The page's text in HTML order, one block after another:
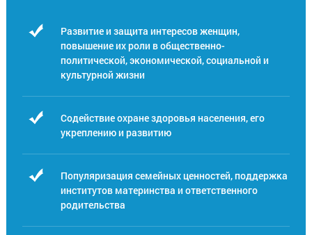
Развитие и защита интересов женщин,
повышение их роли в общественно-
политической, экономической, социальной и
культурной жизни
Содействие охране здоровья населения, его
укреплению и развитию
Популяризация семейных ценностей, поддержка
институтов материнства и ответственного
родительства